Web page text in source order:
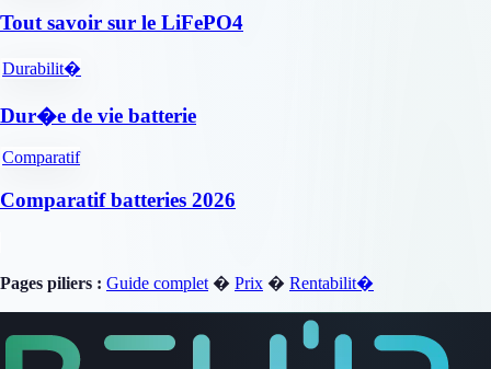
Tout savoir sur le LiFePO4
Durabilit�
Dur�e de vie batterie
Comparatif
Comparatif batteries 2026
Pages piliers : Guide complet � Prix � Rentabilit�